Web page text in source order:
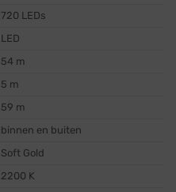
720 LEDs
LED
54 m
5 m
59 m
binnen en buiten
Soft Gold
2200 K